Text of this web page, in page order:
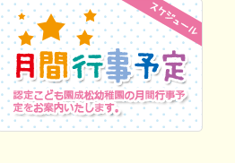
育の様子をご紹介いたします。